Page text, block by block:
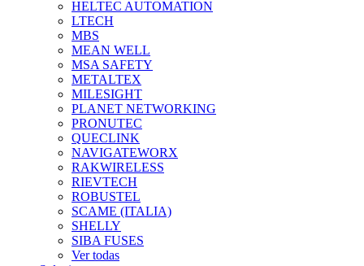
HELTEC AUTOMATION
LTECH
MBS
MEAN WELL
MSA SAFETY
METALTEX
MILESIGHT
PLANET NETWORKING
PRONUTEC
QUECLINK
NAVIGATEWORX
RAKWIRELESS
RIEVTECH
ROBUSTEL
SCAME (ITALIA)
SHELLY
SIBA FUSES
Ver todas